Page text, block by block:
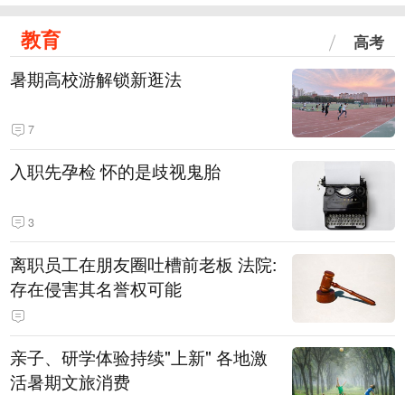
教育 高考
暑期高校游解锁新逛法
7
入职先孕检 怀的是歧视鬼胎
3
离职员工在朋友圈吐槽前老板 法院:
存在侵害其名誉权可能
亲子、研学体验持续"上新" 各地激
活暑期文旅消费